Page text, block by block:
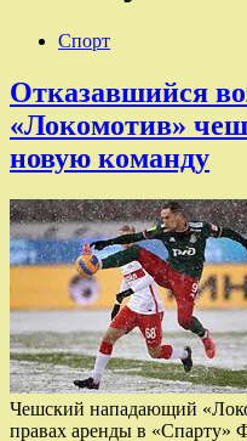
Спорт
Отказавшийся
«Локомотив»
новую команду
Чешский нападающий
правах аренды в «Спарту»